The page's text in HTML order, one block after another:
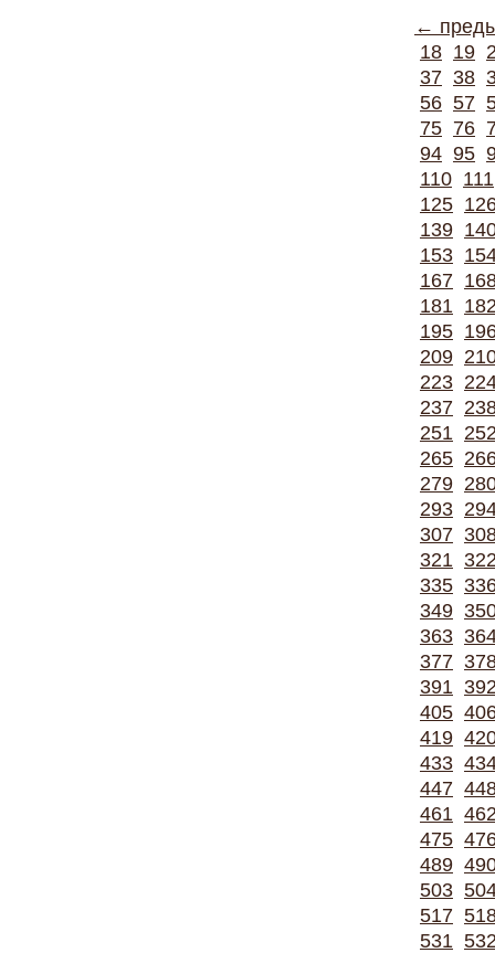
←
18 19
37 38
56 57
75 76
94 95
110 111
125
139
153
167
181
195
209
223
237
251
265
279
293
307
321
335
349
363
377
391
405
419
433
447
461
475
489
503
517
531